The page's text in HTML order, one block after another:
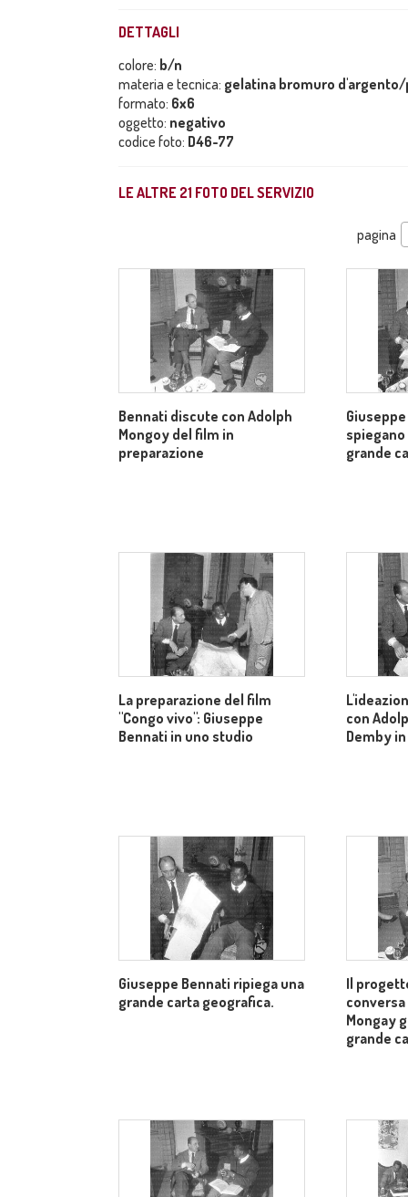
DETTAGLI
colore: b/n
materia e tecnica: gelatina bromuro
formato: 6x6
oggetto: negativo
codice foto: D46-77
LE ALTRE 21 FOTO DEL SERVIZIO
pagina
Bennati discute con Adolph
Mongoy del film in
preparazione
grande
La preparazione del film
"Congo vivo": Giuseppe
Bennati in uno studio
con
Demby
Giuseppe Bennati ripiega una
grande carta geografica.
Il
Mongay
grande